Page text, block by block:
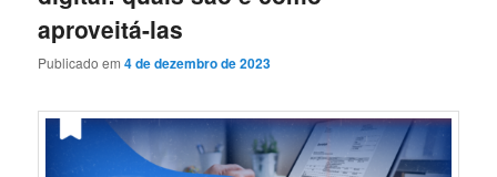
aproveitá-las
Publicado em4 de dezembro de 2023